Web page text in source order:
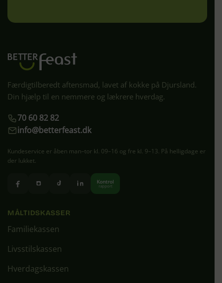
Færdigtilberedt aftensmad, lavet af kokke på Djursland.
Din hjælp til en nemmere og lækrere hverdag.
70 60 82 82
info@betterfeast.dk
Kundeservice er åben man–tor kl. 09–16 og fre kl. 9–13. På helligdage er
der lukket.
Kontrol
rapport
MÅLTIDSKASSER
Familiekassen
Livsstilskassen
Hverdagskassen